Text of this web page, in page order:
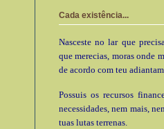
Cada existência...
Nasceste no lar que
que merecias, moras onde
de acordo com teu
Possuis os recursos
necessidades, nem mais,
tuas lutas terrenas.